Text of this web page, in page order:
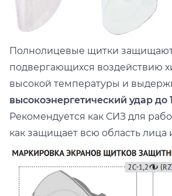
Полнолицевые щитки
подвергающихся воздействию
высокой температуры и
высокоэнергетический удар до
Рекомендуется как СИЗ для
как защищает всю область лица